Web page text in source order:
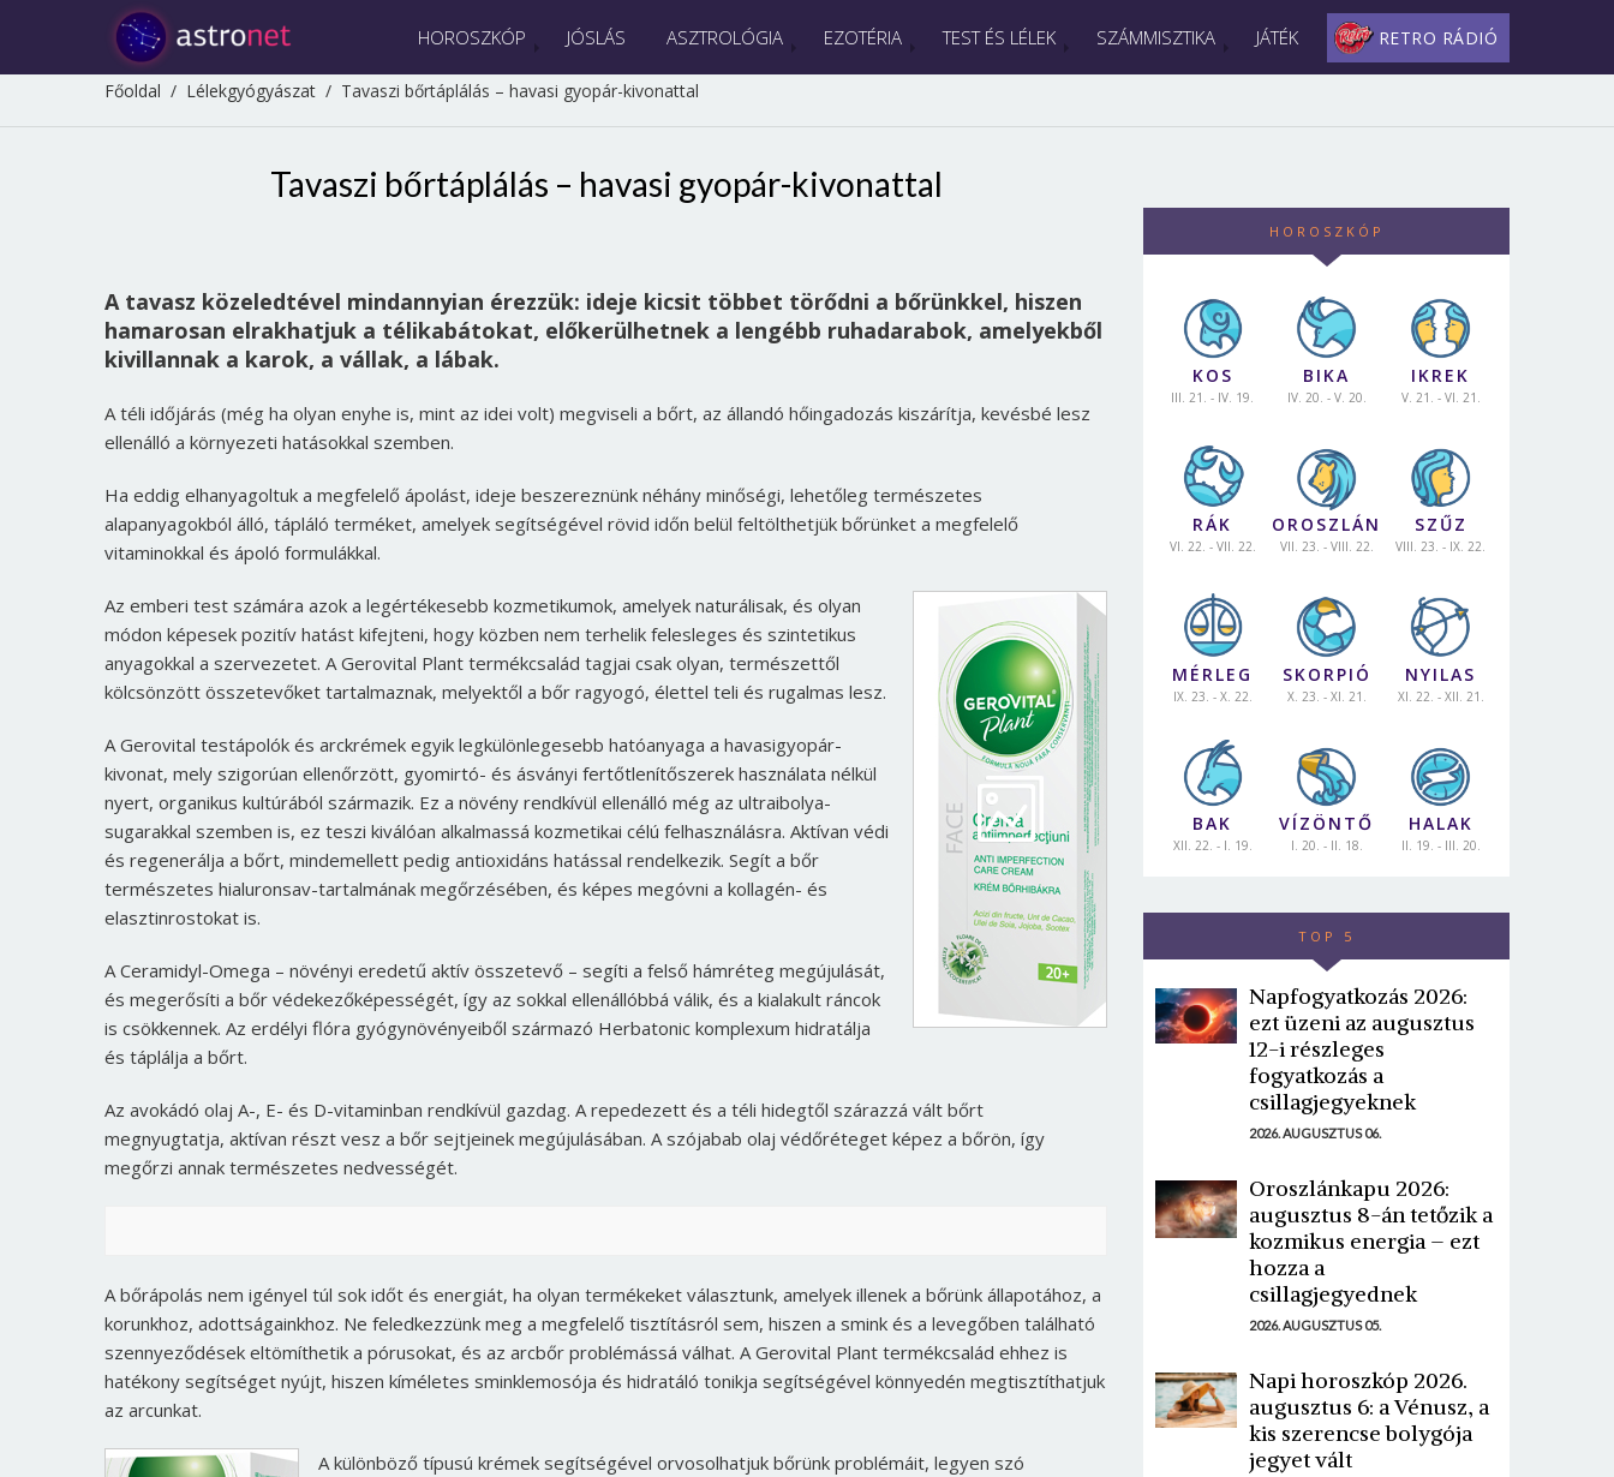
HOROSZKÓP JÓSLÁS ASZTROLÓGIA EZOTÉRIA TEST ÉS LÉLEK SZÁMMISZTIKA JÁTÉK RETRO RÁDIÓ
Főoldal / Lélekgyógyászat / Tavaszi bőrtáplálás – havasi gyopár-kivonattal
Tavaszi bőrtáplálás – havasi gyopár-kivonattal
A tavasz közeledtével mindannyian érezzük: ideje kicsit többet törődni a bőrünkkel, hiszen
hamarosan elrakhatjuk a télikabátokat, előkerülhetnek a lengébb ruhadarabok, amelyekből
kivillannak a karok, a vállak, a lábak.
A téli időjárás (még ha olyan enyhe is, mint az idei volt) megviseli a bőrt, az állandó hőingadozás kiszárítja, kevésbé lesz
ellenálló a környezeti hatásokkal szemben.
Ha eddig elhanyagoltuk a megfelelő ápolást, ideje beszereznünk néhány minőségi, lehetőleg természetes
alapanyagokból álló, tápláló terméket, amelyek segítségével rövid időn belül feltölthetjük bőrünket a megfelelő
vitaminokkal és ápoló formulákkal.
Az emberi test számára azok a legértékesebb kozmetikumok, amelyek naturálisak, és olyan
módon képesek pozitív hatást kifejteni, hogy közben nem terhelik felesleges és szintetikus
anyagokkal a szervezetet. A Gerovital Plant termékcsalád tagjai csak olyan, természettől
kölcsönzött összetevőket tartalmaznak, melyektől a bőr ragyogó, élettel teli és rugalmas lesz.
A Gerovital testápolók és arckrémek egyik legkülönlegesebb hatóanyaga a havasigyopár-
kivonat, mely szigorúan ellenőrzött, gyomirtó- és ásványi fertőtlenítőszerek használata nélkül
nyert, organikus kultúrából származik. Ez a növény rendkívül ellenálló még az ultraibolya-
sugarakkal szemben is, ez teszi kiválóan alkalmassá kozmetikai célú felhasználásra. Aktívan védi
és regenerálja a bőrt, mindemellett pedig antioxidáns hatással rendelkezik. Segít a bőr
természetes hialuronsav-tartalmának megőrzésében, és képes megóvni a kollagén- és
elasztinrostokat is.
A Ceramidyl-Omega – növényi eredetű aktív összetevő – segíti a felső hámréteg megújulását,
és megerősíti a bőr védekezőképességét, így az sokkal ellenállóbbá válik, és a kialakult ráncok
is csökkennek. Az erdélyi flóra gyógynövényeiből származó Herbatonic komplexum hidratálja
és táplálja a bőrt.
Az avokádó olaj A-, E- és D-vitaminban rendkívül gazdag. A repedezett és a téli hidegtől szárazzá vált bőrt
megnyugtatja, aktívan részt vesz a bőr sejtjeinek megújulásában. A szójabab olaj védőréteget képez a bőrön, így
megőrzi annak természetes nedvességét.
A bőrápolás nem igényel túl sok időt és energiát, ha olyan termékeket választunk, amelyek illenek a bőrünk állapotához, a
korunkhoz, adottságainkhoz. Ne feledkezzünk meg a megfelelő tisztításról sem, hiszen a smink és a levegőben található
szennyeződések eltömíthetik a pórusokat, és az arcbőr problémássá válhat. A Gerovital Plant termékcsalád ehhez is
hatékony segítséget nyújt, hiszen kíméletes sminklemosója és hidratáló tonikja segítségével könnyedén megtisztíthatjuk
az arcunkat.
A különböző típusú krémek segítségével orvosolhatjuk bőrünk problémáit, legyen szó
HOROSZKÓP
KOS
III. 21. - IV. 19.
BIKA
IV. 20. - V. 20.
IKREK
V. 21. - VI. 21.
RÁK
VI. 22. - VII. 22.
OROSZLÁN
VII. 23. - VIII. 22.
SZŰZ
VIII. 23. - IX. 22.
MÉRLEG
IX. 23. - X. 22.
SKORPIÓ
X. 23. - XI. 21.
NYILAS
XI. 22. - XII. 21.
BAK
XII. 22. - I. 19.
VÍZÖNTŐ
I. 20. - II. 18.
HALAK
II. 19. - III. 20.
TOP 5
Napfogyatkozás 2026:
ezt üzeni az augusztus
12-i részleges
fogyatkozás a
csillagjegyeknek
2026. AUGUSZTUS 06.
Oroszlánkapu 2026:
augusztus 8-án tetőzik a
kozmikus energia – ezt
hozza a
csillagjegyednek
2026. AUGUSZTUS 05.
Napi horoszkóp 2026.
augusztus 6: a Vénusz, a
kis szerencse bolygója
jegyet vált